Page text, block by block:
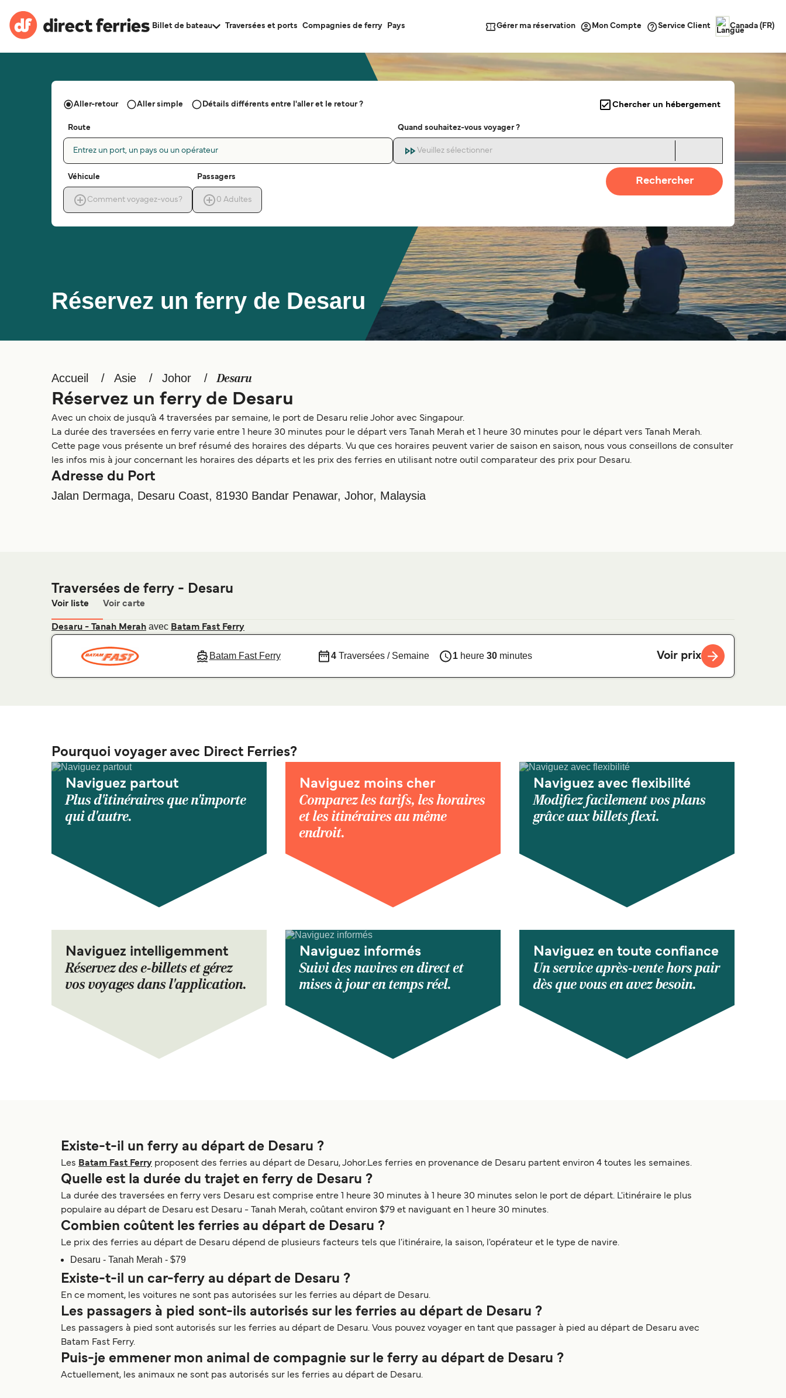
Billet de bateau Traversées et ports Compagnies de ferry Pays Gérer ma réservation Mon Compte Service Client Canada (FR)
Réservez un ferry de Desaru
Aller-retour Aller simple Détails différents entre l'aller et le retour ? Chercher un hébergement
Route
Entrez un port, un pays ou un opérateur
Quand souhaitez-vous voyager ?
Veuillez sélectionner
Véhicule
Comment voyagez-vous?
Passagers
0 Adultes
Rechercher
Accueil Asie Johor Desaru
Réservez un ferry de Desaru
Avec un choix de jusqu’à 4 traversées par semaine, le port de Desaru relie Johor avec Singapour.
La durée des traversées en ferry varie entre 1 heure 30 minutes pour le départ vers Tanah Merah et 1 heure 30 minutes pour le départ vers Tanah Merah.
Cette page vous présente un bref résumé des horaires des départs. Vu que ces horaires peuvent varier de saison en saison, nous vous conseillons de consulter
les infos mis à jour concernant les horaires des départs et les prix des ferries en utilisant notre outil comparateur des prix pour Desaru.
Adresse du Port
Jalan Dermaga, Desaru Coast, 81930 Bandar Penawar, Johor, Malaysia
Traversées de ferry - Desaru
Voir liste Voir carte
Desaru - Tanah Merah avec Batam Fast Ferry
Batam Fast Ferry 4Traversées / Semaine 1heure 30minutes Voir prix
Pourquoi voyager avec Direct Ferries?
Naviguez partout
Plus d'itinéraires que n'importe
qui d'autre.
Naviguez moins cher
Comparez les tarifs, les horaires
et les itinéraires au même
endroit.
Naviguez avec flexibilité
Modifiez facilement vos plans
grâce aux billets flexi.
Naviguez intelligemment
Réservez des e-billets et gérez
vos voyages dans l'application.
Naviguez informés
Suivi des navires en direct et
mises à jour en temps réel.
Naviguez en toute confiance
Un service après-vente hors pair
dès que vous en avez besoin.
Existe-t-il un ferry au départ de Desaru ?
Les Batam Fast Ferry proposent des ferries au départ de Desaru, Johor.Les ferries en provenance de Desaru partent environ 4 toutes les semaines.
Quelle est la durée du trajet en ferry de Desaru ?
La durée des traversées en ferry vers Desaru est comprise entre 1 heure 30 minutes à 1 heure 30 minutes selon le port de départ. L'itinéraire le plus
populaire au départ de Desaru est Desaru - Tanah Merah, coûtant environ $79 et naviguant en 1 heure 30 minutes.
Combien coûtent les ferries au départ de Desaru ?
Le prix des ferries au départ de Desaru dépend de plusieurs facteurs tels que l'itinéraire, la saison, l'opérateur et le type de navire.
Desaru - Tanah Merah - $79
Existe-t-il un car-ferry au départ de Desaru ?
En ce moment, les voitures ne sont pas autorisées sur les ferries au départ de Desaru.
Les passagers à pied sont-ils autorisés sur les ferries au départ de Desaru ?
Les passagers à pied sont autorisés sur les ferries au départ de Desaru. Vous pouvez voyager en tant que passager à pied au départ de Desaru avec
Batam Fast Ferry.
Puis-je emmener mon animal de compagnie sur le ferry au départ de Desaru ?
Actuellement, les animaux ne sont pas autorisés sur les ferries au départ de Desaru.